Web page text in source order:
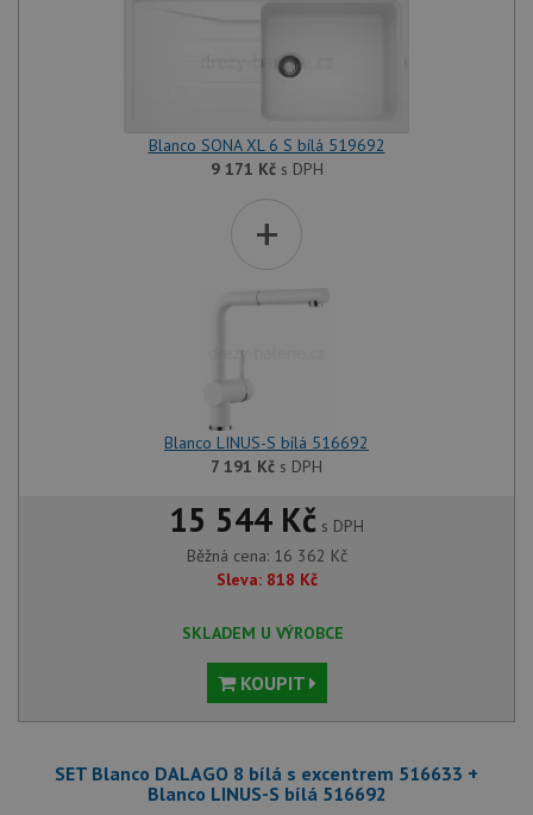
Blanco SONA XL 6 S bílá 519692
9 171 Kčs DPH
+
Blanco LINUS-S bílá 516692
7 191 Kč s DPH
15 544 Kč s DPH
Běžná cena: 16 362 Kč
Sleva: 818 Kč
SKLADEM U VÝROBCE
KOUPIT
SET Blanco DALAGO 8 bílá s excentrem 516633 +
Blanco LINUS-S bílá 516692